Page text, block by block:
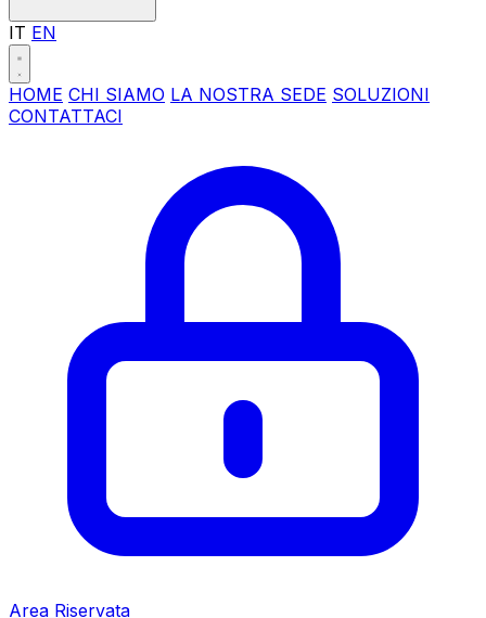
IT EN
HOME CHI SIAMO LA NOSTRA SEDE SOLUZIONI
CONTATTACI
Area Riservata